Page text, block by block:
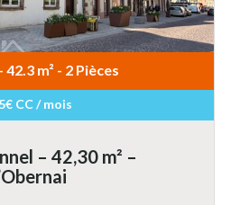
m² - 2 Pièces
CC / mois
– 42,30 m² –